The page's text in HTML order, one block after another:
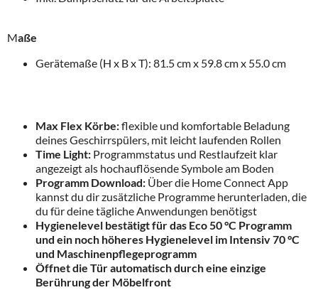
Maße
Gerätemaße (H x B x T): 81.5 cm x 59.8 cm x 55.0 cm
Max Flex Körbe:flexible und komfortable Beladung
deines Geschirrspülers, mit leicht laufenden Rollen
Time Light: Programmstatus und Restlaufzeit klar
angezeigt als hochauflösende Symbole am Boden
Programm Download: Über die Home Connect App
kannst du dir zusätzliche Programme herunterladen, die
du für deine tägliche Anwendungen benötigst
Hygienelevel bestätigt für das Eco 50 °C Programm
und ein noch höheres Hygienelevel im Intensiv 70 °C
und Maschinenpflegeprogramm
Öffnet die Tür automatisch durch eine einzige
Berührung der Möbelfront